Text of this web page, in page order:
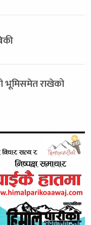
भूमिसमेत राखेको